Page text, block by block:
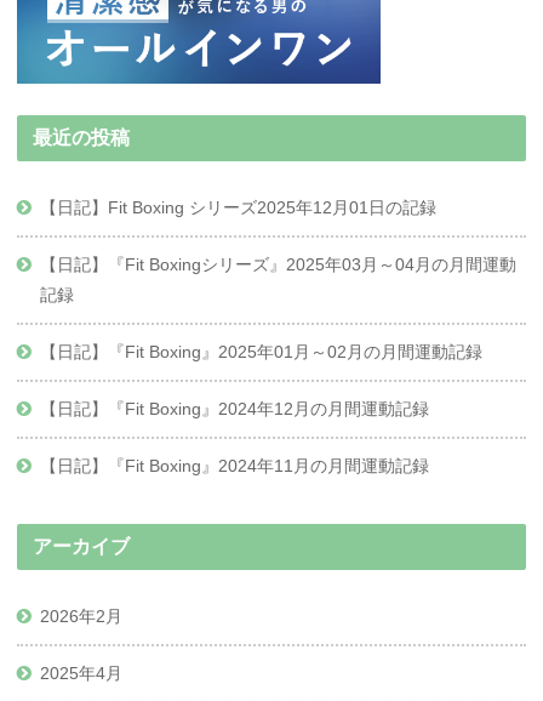
最近の投稿
【日記】Fit Boxing シリーズ2025年12月01日の記録
【日記】『Fit Boxingシリーズ』2025年03月～04月の月間運動
記録
【日記】『Fit Boxing』2025年01月～02月の月間運動記録
【日記】『Fit Boxing』2024年12月の月間運動記録
【日記】『Fit Boxing』2024年11月の月間運動記録
アーカイブ
2026年2月
2025年4月